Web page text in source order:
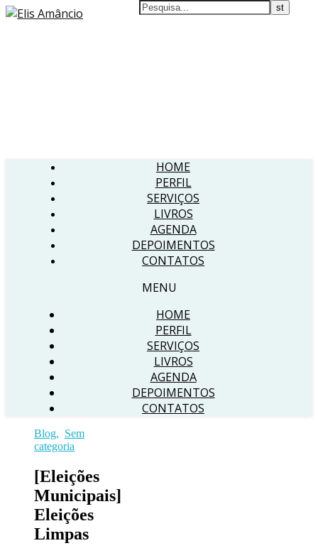
HOME
PERFIL
SERVIÇOS
LIVROS
AGENDA
DEPOIMENTOS
CONTATOS
MENU
HOME
PERFIL
SERVIÇOS
LIVROS
AGENDA
DEPOIMENTOS
CONTATOS
Blog, Sem
categoria
[Eleições
Municipais]
Eleições
Limpas